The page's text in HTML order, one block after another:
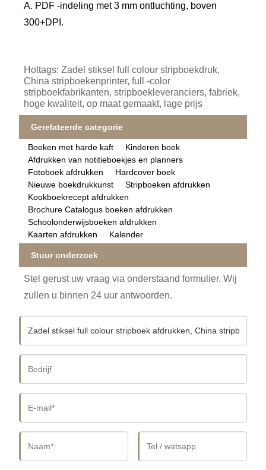
A. PDF -indeling met 3 mm ontluchting, boven
300+DPI.
Hottags: Zadel stiksel full colour stripboekdruk,
China stripboekenprinter, full -color
stripboekfabrikanten, stripboekleveranciers, fabriek,
hoge kwaliteit, op maat gemaakt, lage prijs
Gerelateerde categorie
Boeken met harde kaft
Kinderen boek
Afdrukken van notitieboekjes en planners
Fotoboek afdrukken
Hardcover boek
Nieuwe boekdrukkunst
Stripboeken afdrukken
Kookboekrecept afdrukken
Brochure Catalogus boeken afdrukken
Schoolonderwijsboeken afdrukken
Kaarten afdrukken
Kalender
Stuur onderzoek
Stel gerust uw vraag via onderstaand formulier. Wij
zullen u binnen 24 uur antwoorden.